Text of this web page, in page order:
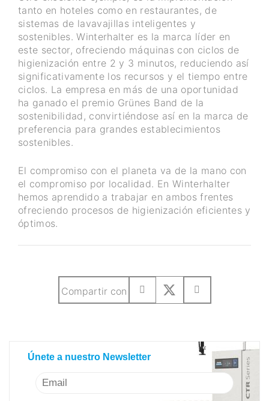
tanto en hoteles como en restaurantes, de
sistemas de lavavajillas inteligentes y
sostenibles. Winterhalter es la marca líder en
este sector, ofreciendo máquinas con ciclos de
higienización entre 2 y 3 minutos, reduciendo así
significativamente los recursos y el tiempo entre
ciclos. La empresa en más de una oportunidad
ha ganado el premio Grünes Band de la
sostenibilidad, convirtiéndose así en la marca de
preferencia para grandes establecimientos
sostenibles.
El compromiso con el planeta va de la mano con
el compromiso por localidad. En Winterhalter
hemos aprendido a trabajar en ambos frentes
ofreciendo procesos de higienización eficientes y
óptimos.
Compartir con
Únete a nuestro Newsletter